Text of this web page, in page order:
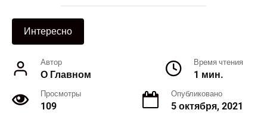
Интересно
Автор
О Главном
Время чтения
1 мин.
Просмотры
109
Опубликовано
5 октября, 2021